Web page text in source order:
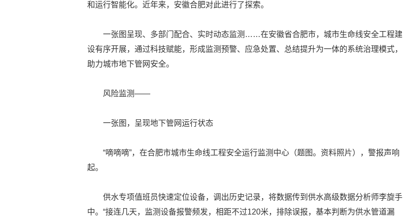
和运行智能化。近年来，安徽合肥对此进行了探索。
一张图呈现、多部门配合、实时动态监测……在安徽省合肥市，城市生命线安全工程建
设有序开展，通过科技赋能，形成监测预警、应急处置、总结提升为一体的系统治理模式，
助力城市地下管网安全。
风险监测——
一张图，呈现地下管网运行状态
“嘀嘀嘀”，在合肥市城市生命线工程安全运行监测中心（题图。资料照片），警报声响
起。
供水专项值班员快速定位设备，调出历史记录，将数据传到供水高级数据分析师李旋手
中。“接连几天，监测设备报警频发，相距不过120米，排除误报，基本判断为供水管道漏